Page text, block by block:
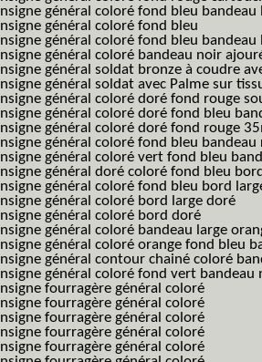
Insigne général coloré fond bleu bandeau
Insigne général coloré fond bleu
Insigne général coloré fond bleu bandeau
Insigne général coloré bandeau noir
Insigne général soldat bronze à coudre
Insigne général soldat avec Palme sur
Insigne général coloré doré fond rouge
Insigne général coloré doré fond bleu
Insigne général coloré doré fond rouge
Insigne général coloré fond bleu
Insigne général coloré vert fond bleu
Insigne général doré coloré fond bleu
Insigne général coloré fond bleu bord
Insigne général coloré bord large doré
Insigne général coloré bord doré
Insigne général coloré bandeau large
Insigne général coloré orange fond bleu
Insigne général contour chainé coloré
Insigne général coloré fond vert bandeau
Insigne fourragère général coloré
Insigne fourragère général coloré
Insigne fourragère général coloré
Insigne fourragère général coloré
Insigne fourragère général coloré